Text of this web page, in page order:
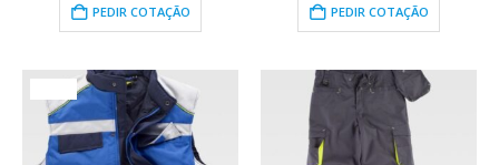
PEDIR COTAÇÃO PEDIR COTAÇÃO